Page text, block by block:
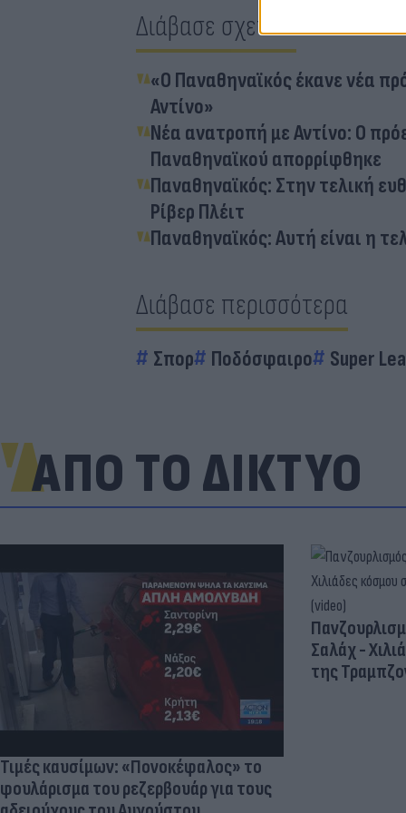
Διάβασε σχετικά
«Ο Παναθηναϊκός έκανε νέα
Αντίνο»
Νέα ανατροπή με Αντίνο: Ο
Παναθηναϊκού απορρίφθηκε
Παναθηναϊκός: Στην τελική
Ρίβερ Πλέιτ
Παναθηναϊκός: Αυτή είναι η
Διάβασε περισσότερα
Σπορ Ποδόσφαιρο Super
ΑΠΟ ΤΟ ΔΙΚΤΥΟ
Τιμές καυσίμων: «Πονοκέφαλος» το
φουλάρισμα του ρεζερβουάρ για τους
Σαλάχ -
της